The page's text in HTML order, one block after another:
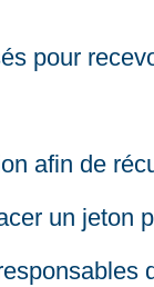
pour
afin de
un jeton